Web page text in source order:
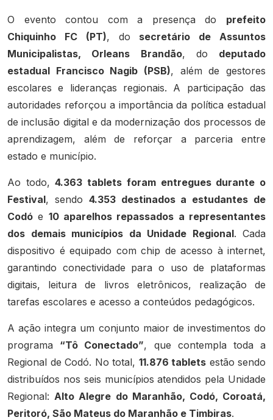
O evento contou com a presença do prefeito
Chiquinho FC (PT), do secretário de Assuntos
Municipalistas, Orleans Brandão, do deputado
estadual Francisco Nagib (PSB), além de gestores
escolares e lideranças regionais. A participação das
autoridades reforçou a importância da política estadual
de inclusão digital e da modernização dos processos de
aprendizagem, além de reforçar a parceria entre
estado e município.
Ao todo,4.363 tablets foram entregues durante o
Festival, sendo 4.353 destinados a estudantes de
Codó e 10 aparelhos repassados a representantes
dos demais municípios da Unidade Regional. Cada
dispositivo é equipado com chip de acesso à internet,
garantindo conectividade para o uso de plataformas
digitais, leitura de livros eletrônicos, realização de
tarefas escolares e acesso a conteúdos pedagógicos.
A ação integra um conjunto maior de investimentos do
programa “Tô Conectado”, que contempla toda a
Regional de Codó. No total, 11.876 tablets estão sendo
distribuídos nos seis municípios atendidos pela Unidade
Regional: Alto Alegre do Maranhão, Codó, Coroatá,
Peritoró, São Mateus do Maranhão e Timbiras.